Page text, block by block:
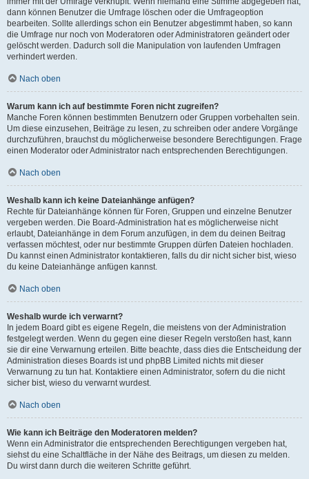
dann können Benutzer die Umfrage löschen oder die Umfrageoption
bearbeiten. Sollte allerdings schon ein Benutzer abgestimmt haben, so kann
die Umfrage nur noch von Moderatoren oder Administratoren geändert oder
gelöscht werden. Dadurch soll die Manipulation von laufenden Umfragen
verhindert werden.
Nach oben
Warum kann ich auf bestimmte Foren nicht zugreifen?
Manche Foren können bestimmten Benutzern oder Gruppen vorbehalten sein.
Um diese einzusehen, Beiträge zu lesen, zu schreiben oder andere Vorgänge
durchzuführen, brauchst du möglicherweise besondere Berechtigungen. Frage
einen Moderator oder Administrator nach entsprechenden Berechtigungen.
Nach oben
Weshalb kann ich keine Dateianhänge anfügen?
Rechte für Dateianhänge können für Foren, Gruppen und einzelne Benutzer
vergeben werden. Die Board-Administration hat es möglicherweise nicht
erlaubt, Dateianhänge in dem Forum anzufügen, in dem du deinen Beitrag
verfassen möchtest, oder nur bestimmte Gruppen dürfen Dateien hochladen.
Du kannst einen Administrator kontaktieren, falls du dir nicht sicher bist, wieso
du keine Dateianhänge anfügen kannst.
Nach oben
Weshalb wurde ich verwarnt?
In jedem Board gibt es eigene Regeln, die meistens von der Administration
festgelegt werden. Wenn du gegen eine dieser Regeln verstoßen hast, kann
sie dir eine Verwarnung erteilen. Bitte beachte, dass dies die Entscheidung der
Administration dieses Boards ist und phpBB Limited nichts mit dieser
Verwarnung zu tun hat. Kontaktiere einen Administrator, sofern du die nicht
sicher bist, wieso du verwarnt wurdest.
Nach oben
Wie kann ich Beiträge den Moderatoren melden?
Wenn ein Administrator die entsprechenden Berechtigungen vergeben hat,
siehst du eine Schaltfläche in der Nähe des Beitrags, um diesen zu melden.
Du wirst dann durch die weiteren Schritte geführt.